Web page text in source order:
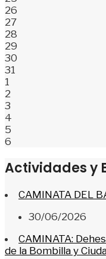
26
27
28
29
30
31
1
2
3
4
5
6
Actividades y
CAMINATA DEL
30/06/2026
CAMINATA:
de la Bombilla y